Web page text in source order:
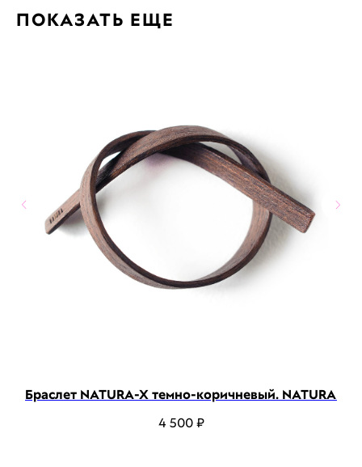
ПОКАЗАТЬ ЕЩЕ
Браслет NATURA-X темно-коричневый. NATURA
4 500 ₽